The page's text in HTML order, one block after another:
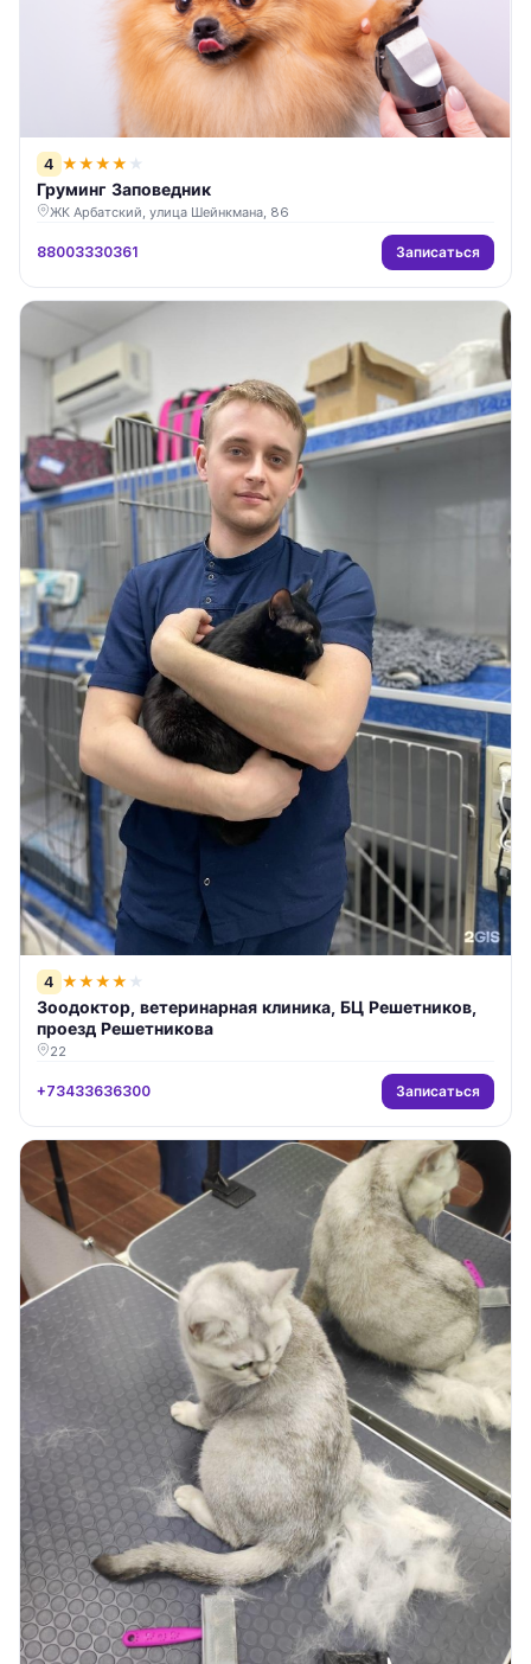
4 ★★★★ ★
Груминг Заповедник
ЖК Арбатский, улица Шейнкмана, 86
88003330361 Записаться
4 ★★★★ ★
Зоодоктор, ветеринарная клиника, БЦ Решетников,
проезд Решетникова
22
+73433636300 Записаться